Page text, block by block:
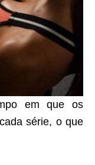
em que os
série, o que